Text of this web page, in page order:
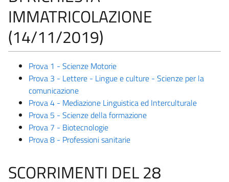
IMMATRICOLAZIONE
(14/11/2019)
Prova 1 - Scienze Motorie
Prova 3 - Lettere - Lingue e culture - Scienze per la
comunicazione
Prova 4 - Mediazione Linguistica ed Interculturale
Prova 5 - Scienze della formazione
Prova 7 - Biotecnologie
Prova 8 - Professioni sanitarie
SCORRIMENTI DEL 28